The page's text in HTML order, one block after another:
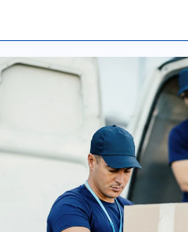
de 3e etage getild.Superblij
weer compleet in de
staat en we de dozen kunnen
Removers voor jullie
in deze.